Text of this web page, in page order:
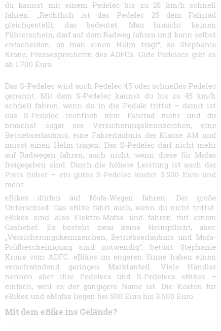
du kannst mit einem Pedelec bis zu 25 km/h schnell
fahren. „Rechtlich ist das Pedelec 25 dem Fahrrad
gleichgestellt, das bedeutet: Man braucht keinen
Führerschein, darf auf dem Radweg fahren und kann selbst
entscheiden, ob man einen Helm trägt“, so Stephanie
Krone, Pressesprecherin des ADFCs. Gute Pedelecs gibt es
ab 1.700 Euro.
Das S-Pedelec wird auch Pedelec 45 oder schnelles Pedelec
genannt. Mit dem S-Pedelec kannst du bis zu 45 km/h
schnell fahren, wenn du in die Pedale trittst – damit ist
das S-Pedelec rechtlich kein Fahrrad mehr und du
brauchst sogar ein Versicherungskennzeichen, eine
Betriebserlaubnis, eine Fahrerlaubnis der Klasse AM und
musst einen Helm tragen. Das S-Pedelec darf nicht mehr
auf Radwegen fahren, auch nicht, wenn diese für Mofas
freigegeben sind. Durch die höhere Leistung ist auch der
Preis höher – ein gutes S-Pedelec kostet 3.500 Euro und
mehr.
eBikes dürfen auf Mofa-Wegen fahren. Der große
Unterschied: Das eBike fährt auch, wenn du nicht trittst.
eBikes sind also Elektro-Mofas und fahren mit einem
Gashebel. Es besteht zwar keine Helmpflicht, aber:
„Versicherungskennzeichen, Betriebserlaubnis und Mofa-
Prüfbescheinigung sind notwendig“, betont Stephanie
Krone vom ADFC. eBikes im engeren Sinne haben einen
verschwindend geringen Marktanteil. Viele Händler
nennen aber ihre Pedelecs und S-Pedelecs eBikes –
einfach, weil es der gängigere Name ist. Die Kosten für
eBikes und eMofas liegen bei 500 Euro bis 3.500 Euro.
Mit dem eBike ins Gelände?